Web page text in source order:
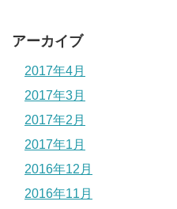
アーカイブ
2017年4月
2017年3月
2017年2月
2017年1月
2016年12月
2016年11月